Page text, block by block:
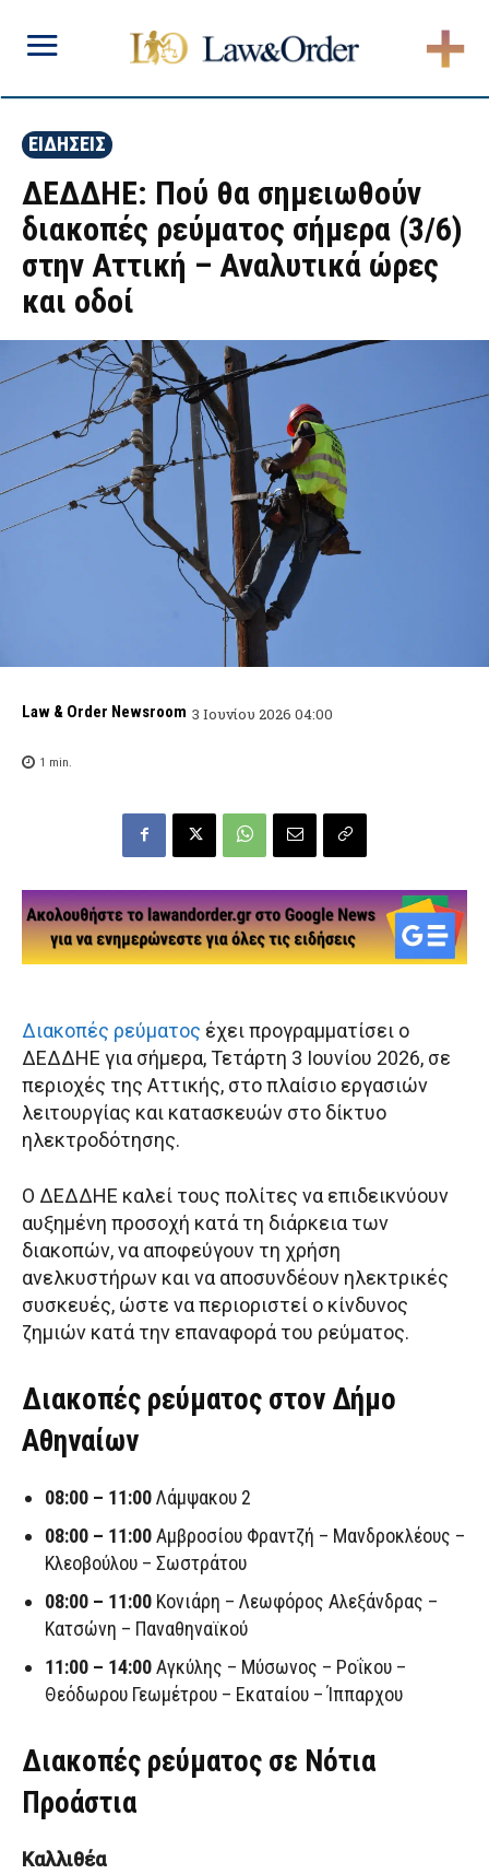
ΕΙΔΗΣΕΙΣ
ΔΕΔΔΗΕ: Πού θα σημειωθούν
διακοπές ρεύματος σήμερα (3/6)
στην Αττική – Αναλυτικά ώρες
και οδοί
Law & Order Newsroom 3 Ιουνίου 2026 04:00
1 min.
Διακοπές ρεύματος έχει προγραμματίσει ο
ΔΕΔΔΗΕ για σήμερα, Τετάρτη 3 Ιουνίου 2026, σε
περιοχές της Αττικής, στο πλαίσιο εργασιών
λειτουργίας και κατασκευών στο δίκτυο
ηλεκτροδότησης.
Ο ΔΕΔΔΗΕ καλεί τους πολίτες να επιδεικνύουν
αυξημένη προσοχή κατά τη διάρκεια των
διακοπών, να αποφεύγουν τη χρήση
ανελκυστήρων και να αποσυνδέουν ηλεκτρικές
συσκευές, ώστε να περιοριστεί ο κίνδυνος
ζημιών κατά την επαναφορά του ρεύματος.
Διακοπές ρεύματος στον Δήμο
Αθηναίων
08:00 – 11:00Λάμψακου 2
08:00 – 11:00Αμβροσίου Φραντζή – Μανδροκλέους –
Κλεοβούλου – Σωστράτου
08:00 – 11:00 Κονιάρη – Λεωφόρος Αλεξάνδρας –
Κατσώνη – Παναθηναϊκού
11:00 – 14:00Αγκύλης – Μύσωνος – Ροΐκου –
Θεόδωρου Γεωμέτρου – Εκαταίου – Ίππαρχου
Διακοπές ρεύματος σε Νότια
Προάστια
Καλλιθέα